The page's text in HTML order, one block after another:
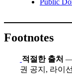
Public
Footnotes
적절한 출처 —
권 공지, 라이